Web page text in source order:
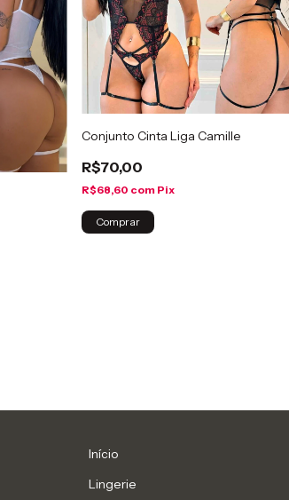
Conjunto Cinta Liga Camille
R$70,00
R$68,60 com Pix
Comprar
Início
Lingerie